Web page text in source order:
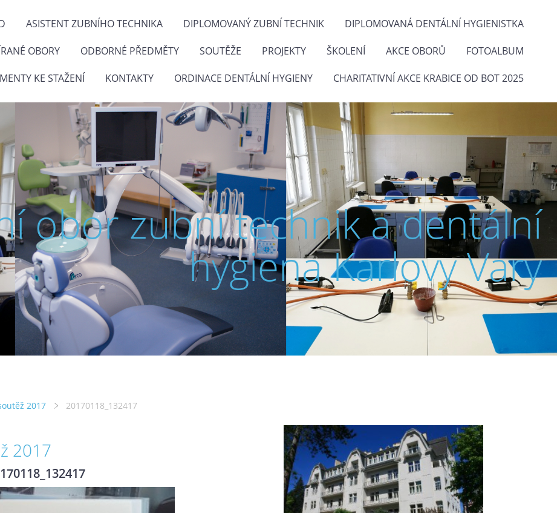
ASISTENT ZUBNÍHO TECHNIKA DIPLOMOVANÝ ZUBNÍ TECHNIK DIPLOMOVANÁ DENTÁLNÍ HYGIENISTKA
OBORY ODBORNÉ PŘEDMĚTY SOUTĚŽE PROJEKTY ŠKOLENÍ AKCE OBORŮ FOTOALBUM
KE STAŽENÍ KONTAKTY ORDINACE DENTÁLNÍ HYGIENY CHARITATIVNÍ AKCE KRABICE OD BOT 2025
obor zubní technik a dentální
hygiena Karlovy Vary
2017 20170118_132417
2017